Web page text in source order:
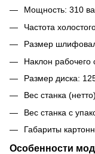
Мощность: 310
Частота
Размер
Наклон рабочего
Размер диска:
Вес станка
Вес станка с
Габариты
Особенности